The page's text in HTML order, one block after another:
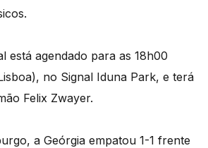
está agendado para as 18h00
no Signal Iduna Park, e terá
Felix Zwayer.
a Geórgia empatou 1-1 frente